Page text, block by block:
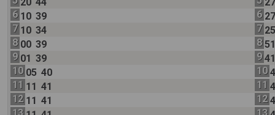
6 10 39
7 10 34
8 00 39
9 01 39
10 05 40
11 11 41
12 11 41
6
7
8
9
10
11
12